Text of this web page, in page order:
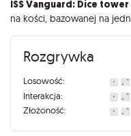
Opis
ISS Vanguard: Dice tower
na kości, bazowanej na
Rozgrywka
Losowość:
Interakcja:
Złożoność: